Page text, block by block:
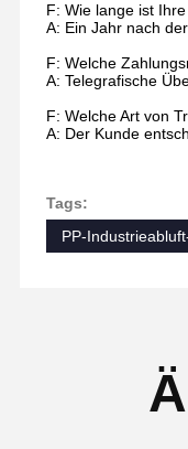
F: Wie lange ist
A: Ein Jahr nach
F: Welche
A: Telegrafische
F: Welche Art von
A: Der Kunde
Tags:
PP-